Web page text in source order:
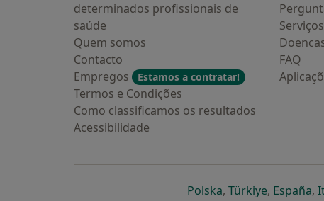
determinados profissionais de
saúde
Quem somos
Contacto
Empregos
Estamos a contratar!
Termos e Condições
Como classificamos os resultados
Acessibilidade
Serviços
FAQ
Polskaabre num novo
, Türkiyeabre num
, España,